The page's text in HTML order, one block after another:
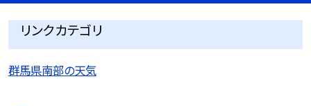
リンクカテゴリ
群馬県南部の天気